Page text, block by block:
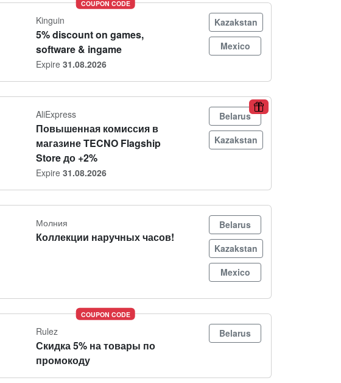
COUPON CODE
Kinguin
5% discount on games,
software & ingame
Expire 31.08.2026
Kazakstan
Mexico
AliExpress
Повышенная комиссия в
магазине TECNO Flagship
Store до +2%
Expire 31.08.2026
Belarus
Kazakstan
Молния
Коллекции наручных часов!
Belarus
Kazakstan
Mexico
COUPON CODE
Rulez
Скидка 5% на товары по
промокоду
Belarus